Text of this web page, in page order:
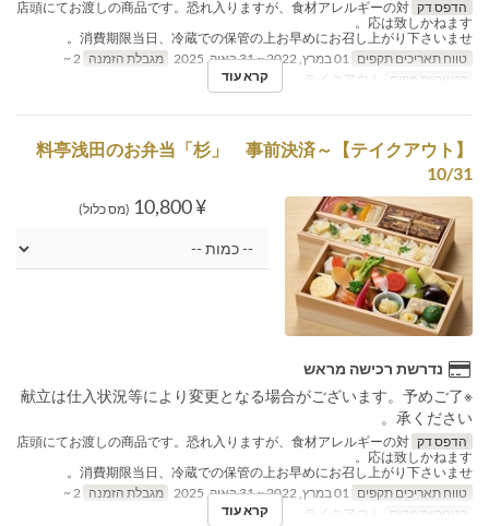
הדפס דק 店頭にてお渡しの商品です。恐れ入りますが、食材アレルギーの対
応は致しかねます。
消費期限当日、冷蔵での保管の上お早めにお召し上がり下さいませ。
טווח תאריכים תקפים
מגבלת הזמנה
קטגוריית מקום
קרא עוד
【テイクアウト】料亭浅田のお弁当「杉」 事前決済～
10/31
¥ 10,800 (מס כלול)
נדרשת רכישה מראש
※献立は仕入状況等により変更となる場合がございます。予めご了
承ください。
הדפס דק 店頭にてお渡しの商品です。恐れ入りますが、食材アレルギーの対
応は致しかねます。
消費期限当日、冷蔵での保管の上お早めにお召し上がり下さいませ。
טווח תאריכים תקפים
מגבלת הזמנה 2 ~
קטגוריית מקום
קרא עוד